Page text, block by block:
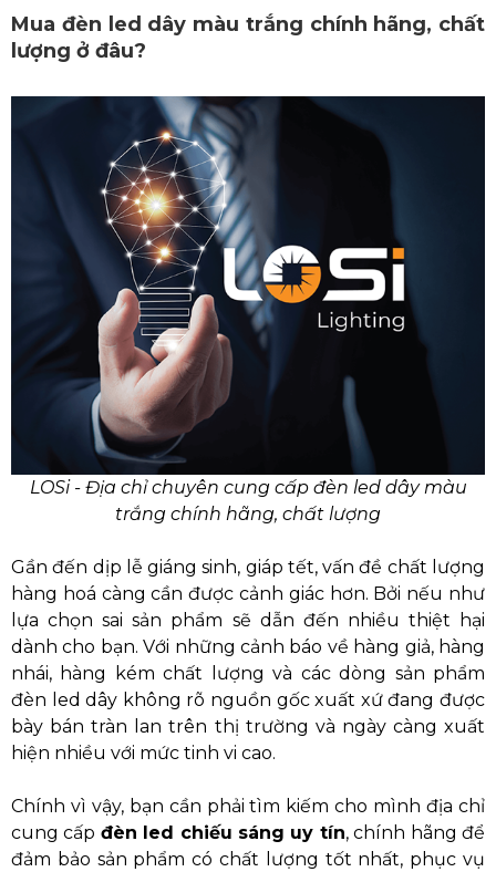
Mua đèn led dây màu trắng chính hãng, chất
lượng ở đâu?
LOSi - Địa chỉ chuyên cung cấp đèn led dây màu
trắng chính hãng, chất lượng
Gần đến dịp lễ giáng sinh, giáp tết, vấn đề chất lượng
hàng hoá càng cần được cảnh giác hơn. Bởi nếu như
lựa chọn sai sản phẩm sẽ dẫn đến nhiều thiệt hại
dành cho bạn. Với những cảnh báo về hàng giả, hàng
nhái, hàng kém chất lượng và các dòng sản phẩm
đèn led dây không rõ nguồn gốc xuất xứ đang được
bày bán tràn lan trên thị trường và ngày càng xuất
hiện nhiều với mức tinh vi cao.
Chính vì vậy, bạn cần phải tìm kiếm cho mình địa chỉ
cung cấp đèn led chiếu sáng uy tín, chính hãng để
đảm bảo sản phẩm có chất lượng tốt nhất, phục vụ